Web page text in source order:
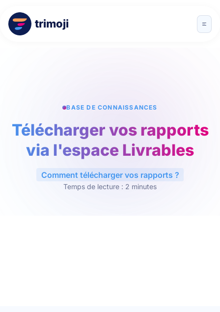
trimoji
BASE DE CONNAISSANCES
Télécharger vos rapports
via l'espace Livrables
Comment télécharger vos rapports ?
Temps de lecture : 2 minutes